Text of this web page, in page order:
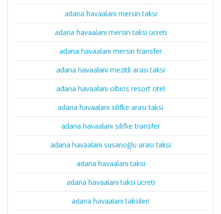
adana havaalanı mersin taksi
adana havaalanı mersin taksi ücreti
adana havaalanı mersin transfer
adana havaalanı mezitli arası taksi
adana havaalanı olbios resort otel
adana havaalanı silifke arası taksi
adana havaalanı silifke transfer
adana havaalanı susanoğlu arası taksi
adana havaalanı taksi
adana havaalanı taksi ücreti
adana havaalanı taksileri